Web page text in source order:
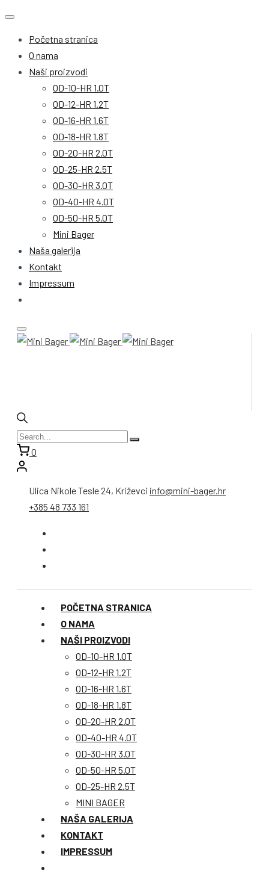
Početna stranica
O nama
Naši proizvodi
OD-10-HR 1.0T
OD-12-HR 1.2T
OD-16-HR 1.6T
OD-18-HR 1.8T
OD-20-HR 2.0T
OD-25-HR 2.5T
OD-30-HR 3.0T
OD-40-HR 4.0T
OD-50-HR 5.0T
Mini Bager
Naša galerija
Kontakt
Impressum
0
Ulica Nikole Tesle 24, Križevci info@mini-bager.hr
+385 48 733 161
POČETNA STRANICA
O NAMA
NAŠI PROIZVODI
OD-10-HR 1.0T
OD-12-HR 1.2T
OD-16-HR 1.6T
OD-18-HR 1.8T
OD-20-HR 2.0T
OD-40-HR 4.0T
OD-30-HR 3.0T
OD-50-HR 5.0T
OD-25-HR 2.5T
MINI BAGER
NAŠA GALERIJA
KONTAKT
IMPRESSUM